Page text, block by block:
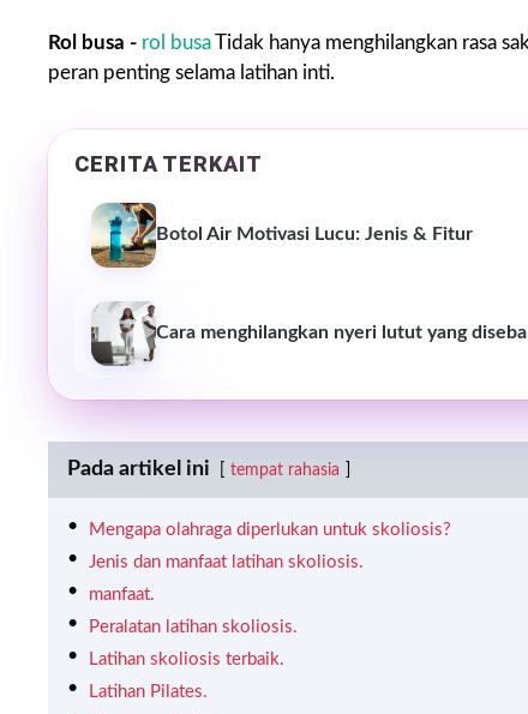
Rol busa - rol busaTidak hanya menghilangkan rasa
peran penting selama latihan inti.
CERITA TERKAIT
Botol Air Motivasi Lucu: Jenis & Fitur
Cara menghilangkan nyeri lutut yang
Pada artikel ini tempat rahasia
Mengapa olahraga diperlukan untuk skoliosis?
Jenis dan manfaat latihan skoliosis.
manfaat.
Peralatan latihan skoliosis.
Latihan skoliosis terbaik.
Latihan Pilates.